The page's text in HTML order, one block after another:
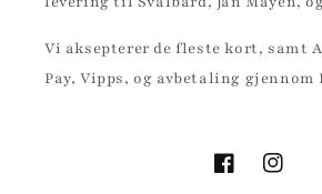
Vi aksepterer de fleste kort, samt
Pay, Vipps, og avbetaling gjennom
Facebook